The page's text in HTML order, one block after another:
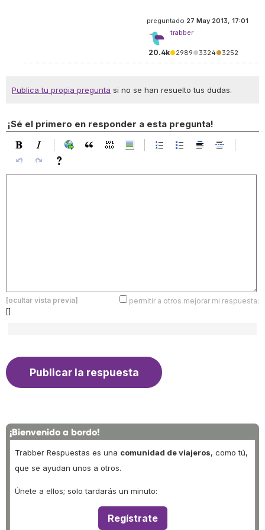
preguntado 27 May 2013, 17:01
trabber
20.4k●2989●3324●3252
Publica tu propia pregunta si no se han resuelto tus dudas.
¡Sé el primero en responder a esta pregunta!
[ocultar vista previa]
permitir a otros mejorar mi respuesta:
[]
¡Bienvenido a bordo!
Trabber Respuestas es una comunidad de viajeros, como tú,
que se ayudan unos a otros.
Únete a ellos; solo tardarás un minuto:
Regístrate